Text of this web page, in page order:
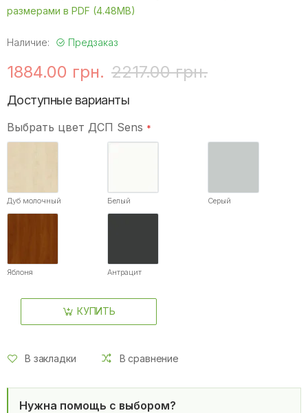
размерами в PDF (4.48MB)
Наличие: Предзаказ
1884.00 грн. 2217.00 грн.
Доступные варианты
Выбрать цвет ДСП Sens
Дуб молочный Белый Серый
Яблоня Антрацит
КУПИТЬ
В закладки В сравнение
Нужна помощь с выбором?